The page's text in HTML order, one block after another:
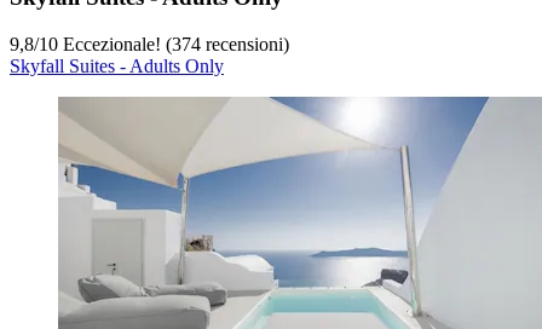
9,8/10 Eccezionale! (374 recensioni)
Skyfall Suites - Adults Only